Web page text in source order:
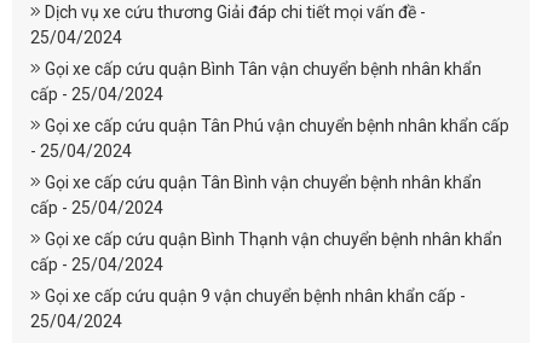
Dịch vụ xe cứu thương Giải đáp chi tiết mọi vấn đề -
25/04/2024
Gọi xe cấp cứu quận Bình Tân vận chuyển bệnh nhân khẩn
cấp - 25/04/2024
Gọi xe cấp cứu quận Tân Phú vận chuyển bệnh nhân khẩn cấp
- 25/04/2024
Gọi xe cấp cứu quận Tân Bình vận chuyển bệnh nhân khẩn
cấp - 25/04/2024
Gọi xe cấp cứu quận Bình Thạnh vận chuyển bệnh nhân khẩn
cấp - 25/04/2024
Gọi xe cấp cứu quận 9 vận chuyển bệnh nhân khẩn cấp -
25/04/2024